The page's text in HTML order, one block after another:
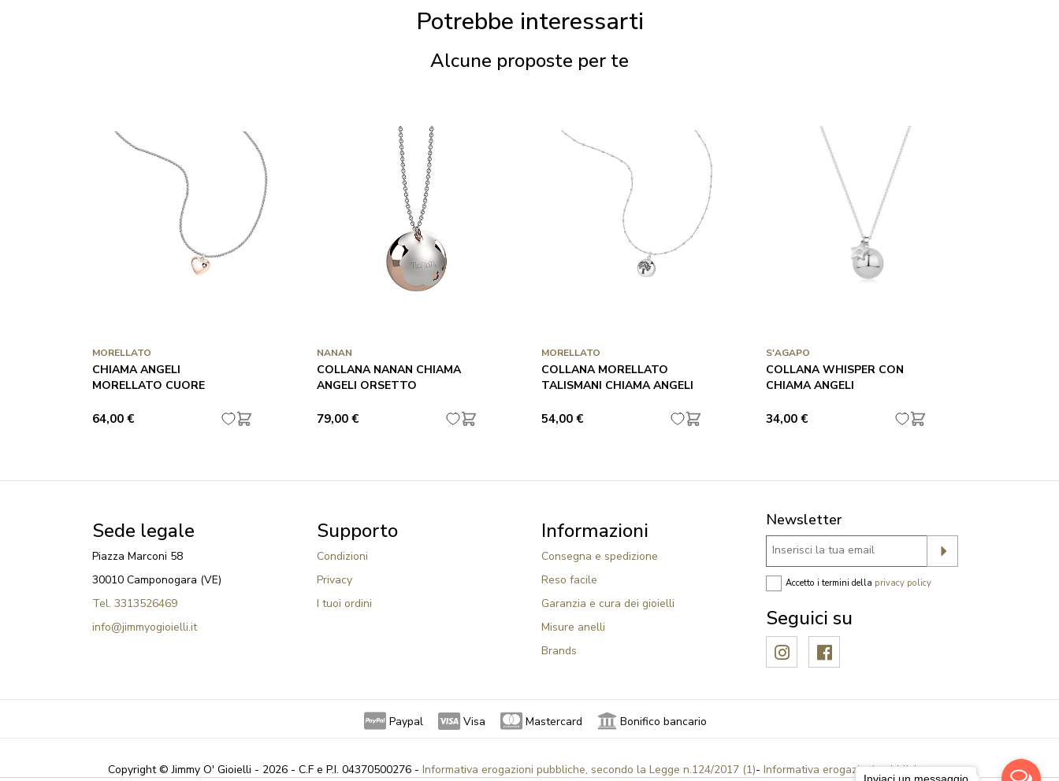
Potrebbe interessarti
Alcune proposte per te
MORELLATO
CHIAMA ANGELI
MORELLATO CUORE
64,00 €
NANAN
COLLANA NANAN CHIAMA
ANGELI ORSETTO
79,00 €
MORELLATO
COLLANA MORELLATO
TALISMANI CHIAMA ANGELI
54,00 €
S'AGAPO
COLLANA WHISPER CON
CHIAMA ANGELI
34,00 €
Sede legale
Piazza Marconi 58
30010 Camponogara (VE)
Tel. 3313526469
info@jimmyogioielli.it
Supporto
Condizioni
Privacy
I tuoi ordini
Informazioni
Consegna e spedizione
Reso facile
Garanzia e cura dei gioielli
Misure anelli
Brands
Newsletter
Accetto i termini della privacy policy
Seguici su
Paypal Visa Mastercard Bonifico bancario
Copyright © Jimmy O' Gioielli - 2026 - C.F e P.I. 04370500276 - Informativa erogazioni pubbliche, secondo la Legge n.124/2017 (1)- Informativa erogazioni pubbliche,